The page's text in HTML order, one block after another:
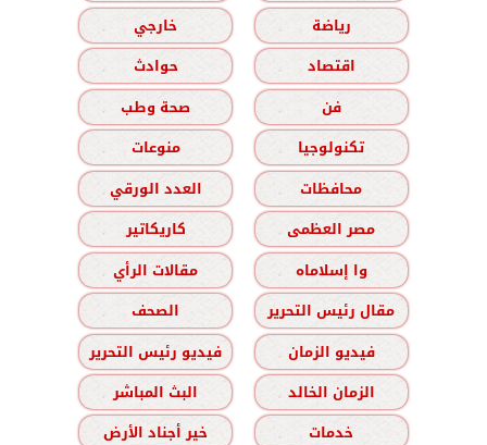
رياضة
خارجي
اقتصاد
حوادث
فن
صحة وطب
تكنولوجيا
منوعات
محافظات
العدد الورقي
مصر العظمى
كاريكاتير
وا إسلاماه
مقالات الرأي
مقال رئيس التحرير
الصحف
فيديو الزمان
فيديو رئيس التحرير
الزمان الخالد
البث المباشر
خدمات
خير أجناد الأرض